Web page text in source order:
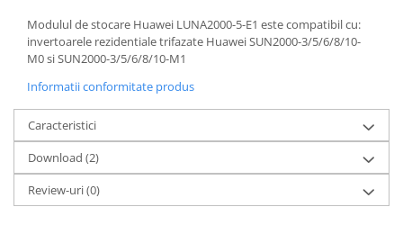
Modulul de stocare Huawei LUNA2000-5-E1 este compatibil cu:
invertoarele rezidentiale trifazate Huawei SUN2000-3/5/6/8/10-
M0 si SUN2000-3/5/6/8/10-M1
Informatii conformitate produs
Caracteristici
Download (2)
Review-uri(0)